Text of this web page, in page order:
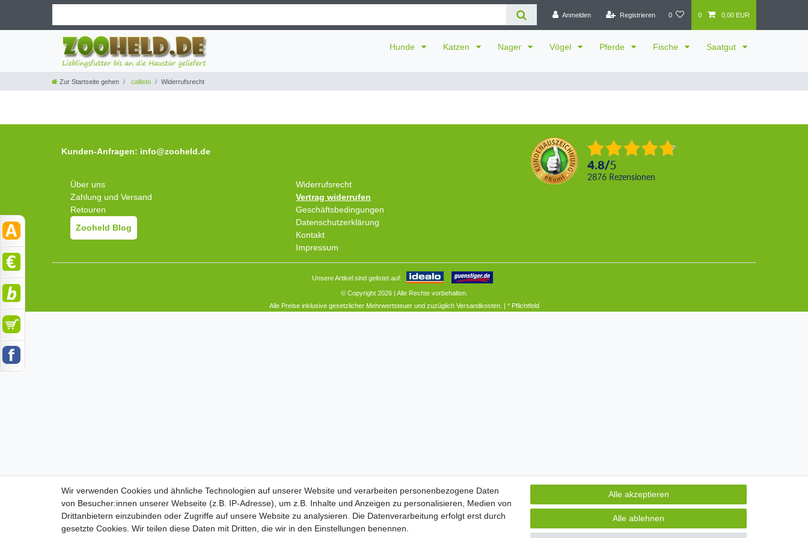
Anmelden Registrieren 0 0 0,00 EUR
Hunde Katzen Nager Vögel Pferde Fische Saatgut
Zur Startseite gehen callisto Widerrufsrecht
Kunden-Anfragen: info@zooheld.de
Über uns
Zahlung und Versand
Retouren
Zooheld Blog
Widerrufsrecht
Vertrag widerrufen
Geschäftsbedingungen
Datenschutzerklärung
Kontakt
Impressum
4.8/5
2876 Rezensionen
Unsere Artikel sind gelistet auf:
© Copyright 2026 | Alle Rechte vorbehalten.
Alle Preise inklusive gesetzlicher Mehrwertsteuer und zuzüglich Versandkosten. | * Pflichtfeld
Wir verwenden Cookies und ähnliche Technologien auf unserer Website und verarbeiten personenbezogene Daten
von Besucher:innen unserer Webseite (z.B. IP-Adresse), um z.B. Inhalte und Anzeigen zu personalisieren, Medien von
Drittanbietern einzubinden oder Zugriffe auf unsere Website zu analysieren. Die Datenverarbeitung erfolgt erst durch
gesetzte Cookies. Wir teilen diese Daten mit Dritten, die wir in den Einstellungen benennen.
Alle akzeptieren
Alle ablehnen
Wir verwenden Cookies und ähnliche Technologien auf unserer Website und verarbeiten personenbezogene Daten
von Besucher:innen unserer Webseite (z.B. IP-Adresse), um z.B. Inhalte und Anzeigen zu personalisieren, Medien von
Drittanbietern einzubinden oder Zugriffe auf unsere Website zu analysieren. Die Datenverarbeitung erfolgt erst durch
gesetzte Cookies. Wir teilen diese Daten mit Dritten, die wir in den Einstellungen benennen.
Alle akzeptieren
Alle ablehnen